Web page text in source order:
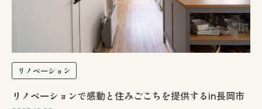
リノベーション
リノベーションで感動と住みごこちを提供するin長岡市